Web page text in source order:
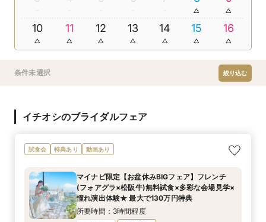
10 11 12 13 14 15 16
条件未選択 絞り込む
イチオシのブライダルフェア
試食会 特典あり 動画あり
マイナビ限定【お盆休みBIGフェア】フレンチ
(フォアグラ×松阪牛)無料試食×多彩な会場見学×
憧れ演出体験★ 最大で130万円特典
所要時間：3時間程度